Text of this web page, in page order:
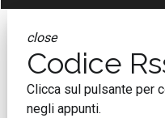
close
Codice
Clicca sul pulsante per
negli appunti.